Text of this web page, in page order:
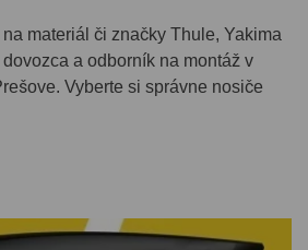
materiál či značky Thule, Yakima
a odborník na montáž v
Vyberte si správne nosiče